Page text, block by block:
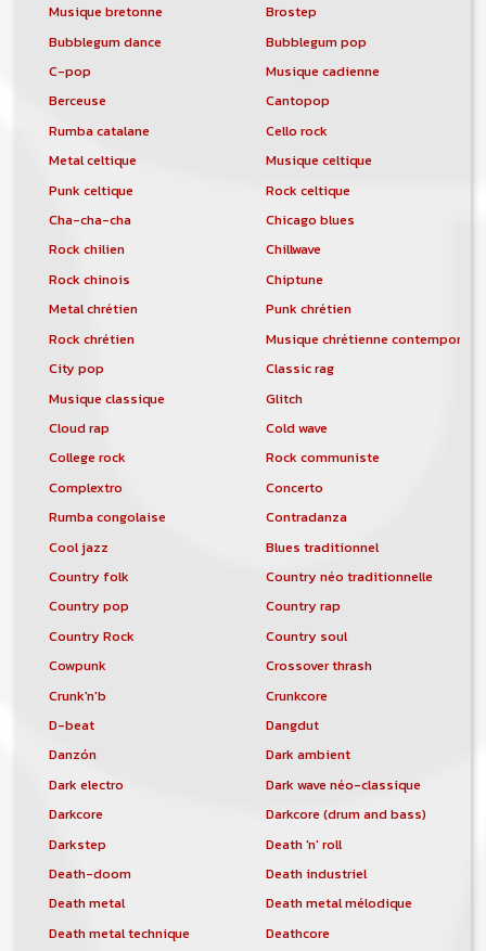
Musique bretonne
Brostep
Bubblegum dance
Bubblegum pop
C-pop
Musique cadienne
Berceuse
Cantopop
Rumba catalane
Cello rock
Metal celtique
Musique celtique
Punk celtique
Rock celtique
Cha-cha-cha
Chicago blues
Rock chilien
Chillwave
Rock chinois
Chiptune
Metal chrétien
Punk chrétien
Rock chrétien
Musique chrétienne
City pop
Classic rag
Musique classique
Glitch
Cloud rap
Cold wave
College rock
Rock communiste
Complextro
Concerto
Rumba congolaise
Contradanza
Cool jazz
Blues traditionnel
Country folk
Country néo traditionnelle
Country pop
Country rap
Country Rock
Country soul
Cowpunk
Crossover thrash
Crunk'n'b
Crunkcore
D-beat
Dangdut
Danzón
Dark ambient
Dark electro
Dark wave néo-classique
Darkcore
Darkcore (drum and bass)
Darkstep
Death 'n' roll
Death-doom
Death industriel
Death metal
Death metal mélodique
Death metal technique
Deathcore